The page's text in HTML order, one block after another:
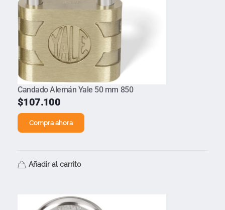
Candado Alemán Yale 50 mm 850
$107.100
Compra ahora
Añadir al carrito